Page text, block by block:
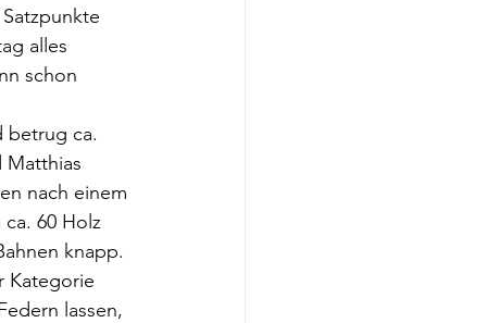
alles
schon
betrug ca.
Matthias
nach einem
60 Holz
knapp.
Kategorie
lassen,